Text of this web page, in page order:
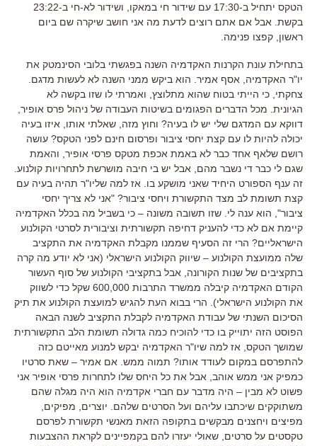
הטקס יתחיל ב-17:30 עם שידור חי במאקו, ושידור לא-חי ב-23:22
בקשת. אבל אם אתם רוצים לדעת מה אני חושב שיקרה שם ביום
ראשון, קפצו פנימה.
בתחילת עונת הקרנות האקדמיה השנה בפגשתי בלובי הסינמטק את
יו"ר האקדמיה, אסף אמיר. הוא ביקש ממני השנה לא לעשות מדגם.
צחקתי, כי הייתי בטוח שהוא מתלוצץ, ואמרתי לו שזו בקשה לא
הגיונית. מכל הדברים הפגומים בשיטות העבודה של ניהול פרס אופיר,
דווקא עם המדגם שלי יש לו בעיה? וחוץ מזה, שאלתי אותו, איזו בעיה
יכולה להיות לו עם קצת יחסי ציבור ופרסום חינם לפני הטקס? עושה
רושם שלאף אחד כבר לא באמת אכפת מטקס פרסי אופיר, והאמת
שגם לי כבר די נשבר מהם, אבל יש בי חיבה מושרשת לתחרויות קולנוע.
זה ענף הספורט היחיד שאני מושקע בו. אז למה שליו"ר תהיה בעיה עם
קצת תשומת לב מצד התקשורת ויחסי ציבור? "אני לא צריך יחסי
ציבור", הוא ענה לי. שזו תשובה משונה – כי בשביל מה בכלל האקדמיה
קיימת אם לא כדי להעניק דחיפה תקשורתית וציבורית לסרטי הקולנוע
הישראליים? הרי זה הסעיף שממנו מקבלת האקדמיה את התקציב
שלה ממועצת הקולנוע – שיווק הקולנוע הישראלי (אני לא יודע מה קרה
בתקציבים של שנות הקורונה, אבל בתקציבי הקולנוע של סוף העשור
הקודם האקדמיה קיבלה ממשרד התרבות 600,000 שקל כדי לשווק
את הקולנוע הישראלי). הרי בבוא העת להגיש למועצת הקולנוע את תיק
הסיכום השנתי של עבודת האקדמיה לקבלת התקציב לשנה הבאה
הפוסט הזה יתוייק בו כדי להוכיח כמה גדולה תשומת הלב התקשורתית
שמושך הטקס, אז למה שיו"ר האקדמיה יבקש למנוע מאייטם כזה
להתפרסם במקום לעודד אותו? תמוה ממש. אם אמיר – שאת סרטיו
כמפיק אני ממש אוהב, אבל את כל היחס שלו לתחרות פרסי אופיר אני
פשוט לא מבין – היה מדבר עם חברי אקדמיה הוא היה מגלה שהם
משתוקקים שיכתבו עליהם ועל הסרטים שלהם. יוצרים, מפיקים,
מפיצים ויחצנים מבקשים בתקופה הזאת מאנשי תקשורת לפרסם
טקסטים על סרטים, שאולי יעזרו להם בקמפיינים לקראת ההצבעות